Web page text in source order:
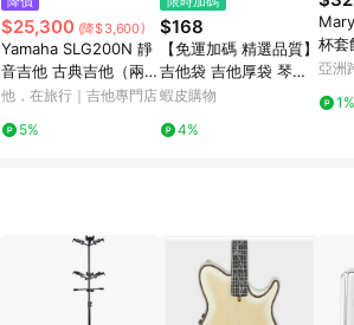
$25,300 (降$3,600)
Yamaha SLG200N 靜
音吉他 古典吉他（兩種
指板寬度）尼龍弦 不怕
他，在旅行｜吉他專門店
5%
$168
【免運加碼 精選品質】
吉他袋 吉他厚袋 琴袋
木吉他袋 電吉他袋 電
他袋子
蝦皮購物
4%
杯套
藍色
亞洲
1%